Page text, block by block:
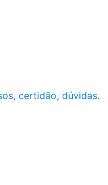
certidão, dúvidas.